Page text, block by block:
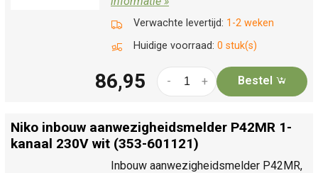
Verwachte levertijd: 1-2 weken
Huidige voorraad: 0 stuk(s)
86,95 +
- Bestel
Niko inbouw aanwezigheidsmelder P42MR 1-
kanaal 230V wit (353-601121)
Inbouw aanwezigheidsmelder P42MR,